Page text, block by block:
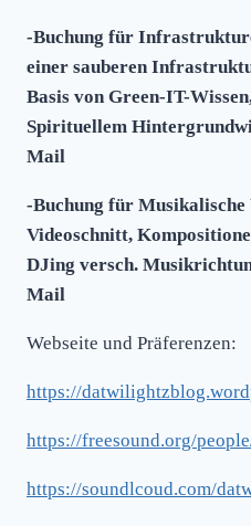
-Buchung für
einer sauberen
Basis von Green-IT-
Spirituellem
Mail
-Buchung für Musikalische
Videoschnitt,
DJing versch.
Mail
Webseite und Präferenzen:
https://
https://freesound.org/
https://soundlcoud.com/